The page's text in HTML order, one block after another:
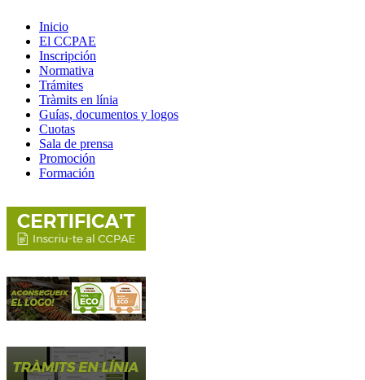
Inicio
El CCPAE
Inscripción
Normativa
Trámites
Tràmits en línia
Guías, documentos y logos
Cuotas
Sala de prensa
Promoción
Formación